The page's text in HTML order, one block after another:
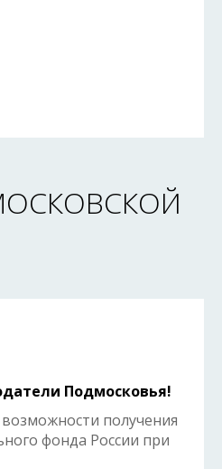
Подмосковья!
получения
фонда России при